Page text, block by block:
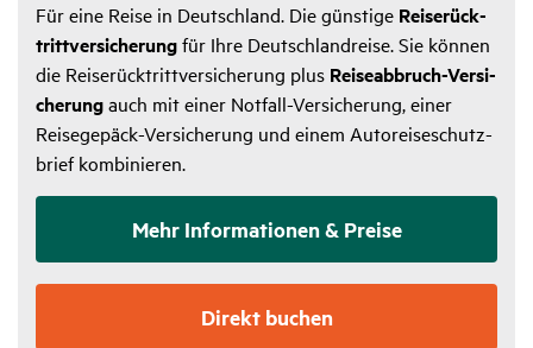
Für eine Reise in Deutsch­land. Die güns­tige Reise­rück­
tritt­ver­si­che­rungfür Ihre Deutsch­land­reise. Sie können
die Reise­rück­tritt­ver­si­che­rung plus Reise­ab­bruch-Versi­
che­rungauch mit einer Notfall-Versi­che­rung, einer
Reise­ge­päck-Versi­che­rung und einem Auto­rei­se­schutz­
brief kombi­nieren.
Mehr Infor­ma­tionen & Preise
Direkt buchen